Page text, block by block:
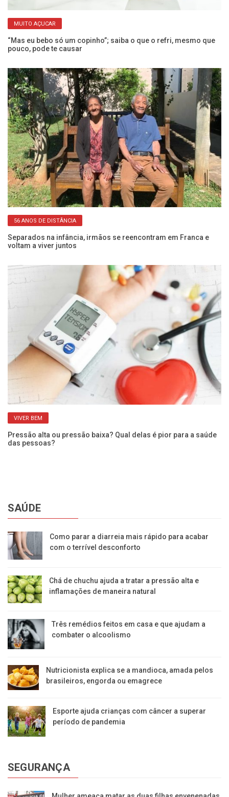
MUITO AÇUCAR
“Mas eu bebo só um copinho”; saiba o que o refri, mesmo que
pouco, pode te causar
56 ANOS DE DISTÂNCIA
Separados na infância, irmãos se reencontram em Franca e
voltam a viver juntos
VIVER BEM
Pressão alta ou pressão baixa? Qual delas é pior para a saúde
das pessoas?
SAÚDE
Como parar a diarreia mais rápido para acabar
com o terrível desconforto
Chá de chuchu ajuda a tratar a pressão alta e
inflamações de maneira natural
Três remédios feitos em casa e que ajudam a
combater o alcoolismo
Nutricionista explica se a mandioca, amada pelos
brasileiros, engorda ou emagrece
Esporte ajuda crianças com câncer a superar
período de pandemia
SEGURANÇA